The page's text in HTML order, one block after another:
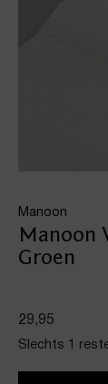
Manoon
Manoon
Groen
29,95
Slechts 1